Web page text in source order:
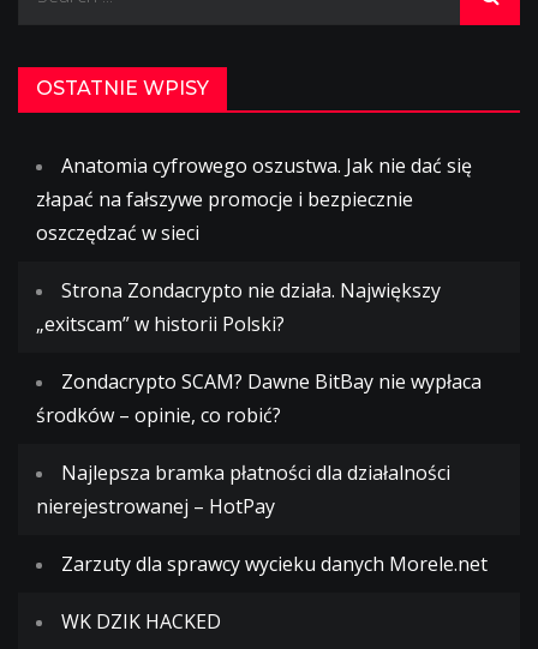
OSTATNIE WPISY
Anatomia cyfrowego oszustwa. Jak nie dać się
złapać na fałszywe promocje i bezpiecznie
oszczędzać w sieci
Strona Zondacrypto nie działa. Największy
„exitscam” w historii Polski?
Zondacrypto SCAM? Dawne BitBay nie wypłaca
środków – opinie, co robić?
Najlepsza bramka płatności dla działalności
nierejestrowanej – HotPay
Zarzuty dla sprawcy wycieku danych Morele.net
WK DZIK HACKED